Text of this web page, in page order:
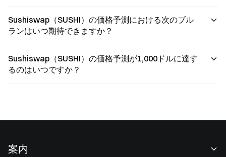
Sushiswap（SUSHI）の価格予測における次のブル
ランはいつ期待できますか？
Sushiswap（SUSHI）の価格予測が1,000ドルに達す
るのはいつですか？
案内